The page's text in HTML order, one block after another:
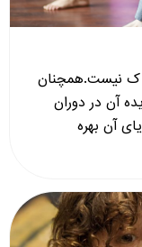
نیست.همچنان
آن در دوران
آن بهره